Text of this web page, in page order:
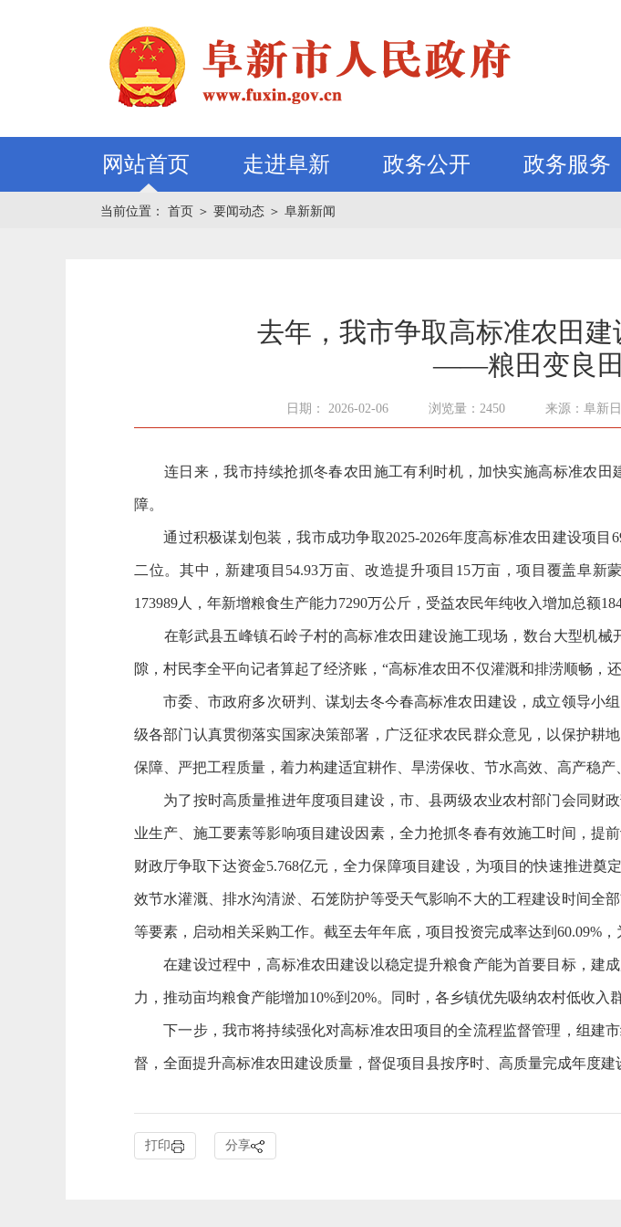
网站首页 走进阜新 政务公开 政务服务
当前位置： 首页 ＞ 要闻动态 ＞ 阜新新闻
去年，我市争取高标准农田
——粮田变良田
日期： 2026-02-06 浏览量：2450 来源：阜新
连日来，我市持续抢抓冬春农田施工有利时机，加快实施高标准农田
障。
通过积极谋划包装，我市成功争取2025-2026年度高标准农田建设项目
二位。其中，新建项目54.93万亩、改造提升项目15万亩，项目覆盖阜新
173989人， ‌年新增粮食生产能力‌7290万公斤， 受益农民年纯收入增加总额‌
在彰武县五峰镇石岭子村的高标准农田建设施工现场，数台大型机械
隙，村民李全平向记者算起了经济账，“高标准农田不仅灌溉和排涝顺畅，
市委、市政府‌多次研判、谋划去冬今春高标准农田建设，成立领导小组
级各部门认真贯彻落实国家决策部署，广泛征求农民群众意见，以保护耕
保障、严把工程质量，着力构建适宜耕作、旱涝保收、节水高效、高产稳产
为了按时高质量推进年度项目建设，市、县两级农业农村部门会同财
业生产、施工要素等影响项目建设因素，全力抢抓冬春有效施工时间，提
财政厅争取下达资金5.768亿元，全力保障项目建设，为项目的快速推进
效节水灌溉、排水沟清淤、石笼防护等受天气影响不大的工程建设时间全
等要素，启动相关采购工作。截至去年年底，项目投资完成率达到60.09%
在建设过程中，高标准农田建设 以稳定提升粮食产能为首要目标，建
力， 推动亩均粮食产能增加10%到20%。同时，各乡镇优先吸纳农村低收
下一步，我市将持续强化对高标准农田项目的全流程监督管理，组建
督，全面提升高标准农田建设质量， 督促项目县按序时、高质量完成年度建
打印 分享